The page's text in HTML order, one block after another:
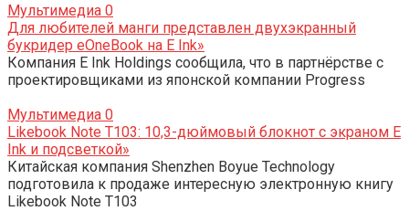
Мультимедиа 0
Для любителей манги представлен двухэкранный
букридер eOneBook на E Ink»
Компания E Ink Holdings сообщила, что в партнёрстве с
проектировщиками из японской компании Progress
Мультимедиа 0
Likebook Note T103: 10,3-дюймовый блокнот с экраном E
Ink и подсветкой»
Китайская компания Shenzhen Boyue Technology
подготовила к продаже интересную электронную книгу
Likebook Note T103